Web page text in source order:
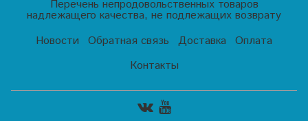
Перечень непродовольственных товаров
надлежащего качества, не подлежащих возврату
Новости
Обратная связь Доставка
Оплата
Контакты